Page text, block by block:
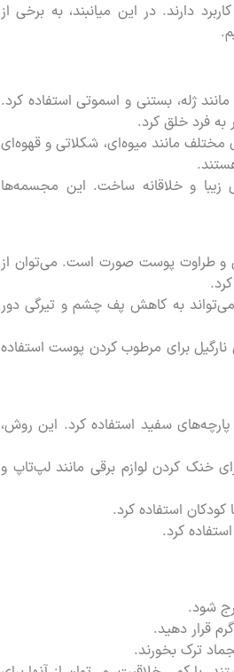
دارند. در این میانبند، به برخی از
ژله، بستنی و اسموتی استفاده کرد.
به فرد خلق کرد.
مانند میوه‌ای، شکلاتی و قهوه‌ای
و خلاقانه ساخت. این مجسمه‌ها
و طراوت پوست صورت است. می‌توان از
به کاهش پف چشم و تیرگی دور
نارگیل برای مرطوب کردن پوست استفاده
سفید استفاده کرد. این روش،
خنک کردن لوازم برقی مانند لپ‌تاپ و
استفاده کرد.
کرد.
شود.
قرار دهید.
ترک بخورند.